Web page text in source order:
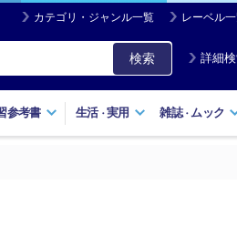
カテゴリ・ジャンル一覧 レーベル
検索 詳細
参考書 生活・実用 雑誌・ ムック